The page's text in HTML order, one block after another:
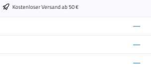
Kostenloser Versand ab 50 €